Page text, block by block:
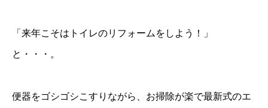
「来年こそはトイレのリフォームをしよう！」
と・・・。
便器をゴシゴシこすりながら、お掃除が楽で最新式のエ